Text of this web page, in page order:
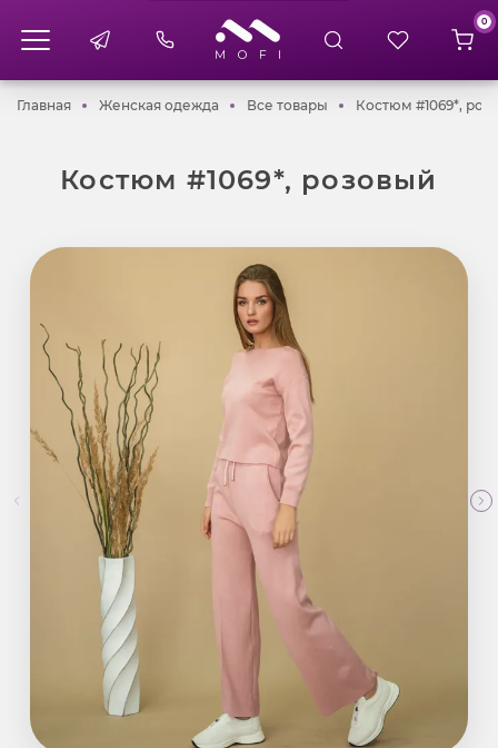
0
ГлавнаяГлавнаяЖенская одежда Женская одежда
Все товары Все товары
Костюм #1069*,
Костюм #1069*, розовый